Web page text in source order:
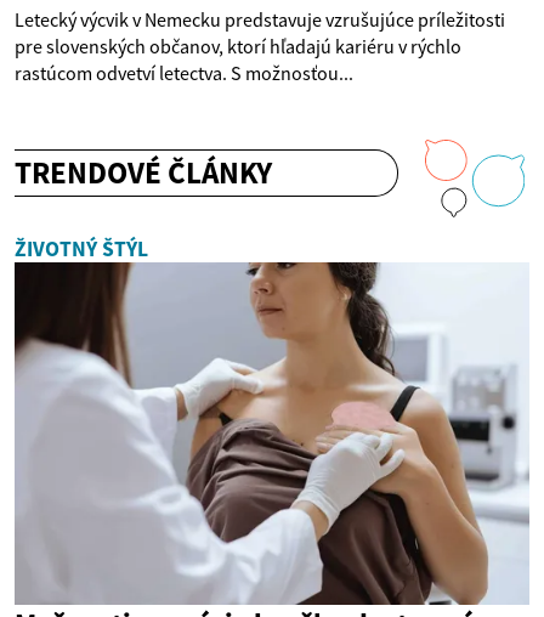
Letecký výcvik v Nemecku predstavuje vzrušujúce príležitosti
pre slovenských občanov, ktorí hľadajú kariéru v rýchlo
rastúcom odvetví letectva. S možnosťou...
TRENDOVÉ ČLÁNKY
ŽIVOTNÝ ŠTÝL